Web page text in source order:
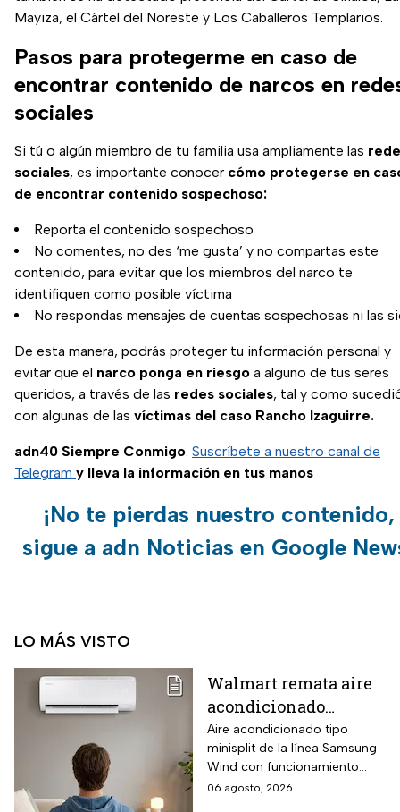
Mayiza, el Cártel del Noreste y Los Caballeros Templarios.
Pasos para protegerme en caso de
encontrar contenido de narcos en
sociales
Si tú o algún miembro de tu familia usa ampliamente las
sociales, es importante conocer cómo protegerse en
de encontrar contenido sospechoso:
Reporta el contenido sospechoso
No comentes, no des ‘me gusta’ y no compartas este
contenido, para evitar que los miembros del narco te
identifiquen como posible víctima
No respondas mensajes de cuentas sospechosas ni las
De esta manera, podrás proteger tu información personal y
evitar que el narco ponga en riesgo a alguno de tus seres
queridos, a través de las redes sociales, tal y como
con algunas de las víctimas del caso Rancho Izaguirre.
adn40 Siempre Conmigo. Suscríbete a nuestro canal de
Telegram y lleva la información en tus manos
¡No te pierdas nuestro contenido,
sigue a adn Noticias en Google
LO MÁS VISTO
Walmart remata aire
acondicionado
Samsung Wind
Inverter frío y calor 1
tonelada con WiFi y
$3,500 de descuento
Aire acondicionado tipo
minisplit de la línea Samsung
Wind con funcionamiento
bidireccional frío y calor
06 agosto, 2026